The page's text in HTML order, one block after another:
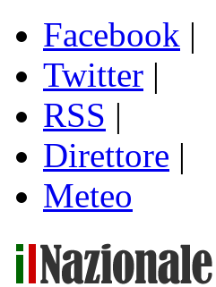
Facebook |
Twitter |
RSS |
Direttore |
Meteo